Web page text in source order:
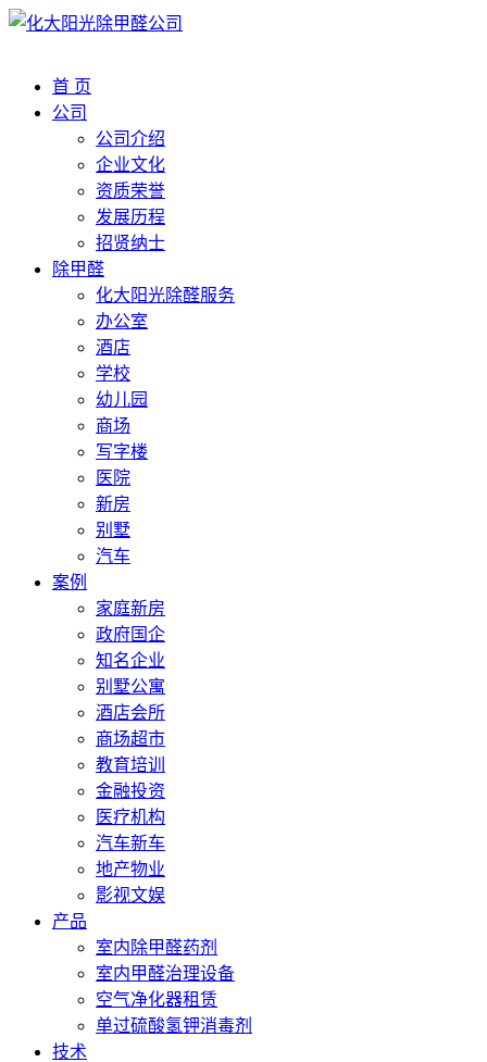
首 页
公司
公司介绍
企业文化
资质荣誉
发展历程
招贤纳士
除甲醛
化大阳光除醛服务
办公室
酒店
学校
幼儿园
商场
写字楼
医院
新房
别墅
汽车
案例
家庭新房
政府国企
知名企业
别墅公寓
酒店会所
商场超市
教育培训
金融投资
医疗机构
汽车新车
地产物业
影视文娱
产品
室内除甲醛药剂
室内甲醛治理设备
空气净化器租赁
单过硫酸氢钾消毒剂
技术